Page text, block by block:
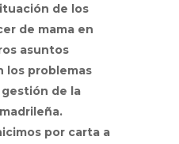
de los
de mama en
asuntos
los problemas
de la
por carta a